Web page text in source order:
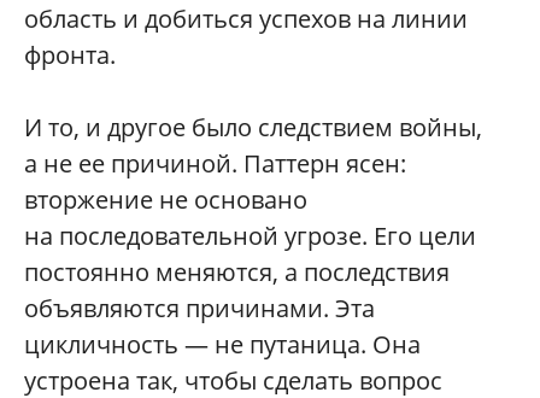
область и добиться успехов на линии
фронта.
И то, и другое было следствием войны,
а не ее причиной. Паттерн ясен:
вторжение не основано
на последовательной угрозе. Его цели
постоянно меняются, а последствия
объявляются причинами. Эта
цикличность — не путаница. Она
устроена так, чтобы сделать вопрос